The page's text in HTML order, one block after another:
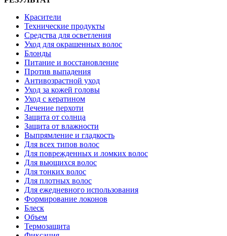
Красители
Технические продукты
Средства для осветления
Уход для окрашенных волос
Блонды
Питание и восстановление
Против выпадения
Антивозрастной уход
Уход за кожей головы
Уход с кератином
Лечение перхоти
Защита от солнца
Защита от влажности
Выпрямление и гладкость
Для всех типов волос
Для поврежденных и ломких волос
Для вьющихся волос
Для тонких волос
Для плотных волос
Для ежедневного использования
Формирование локонов
Блеск
Объем
Термозащита